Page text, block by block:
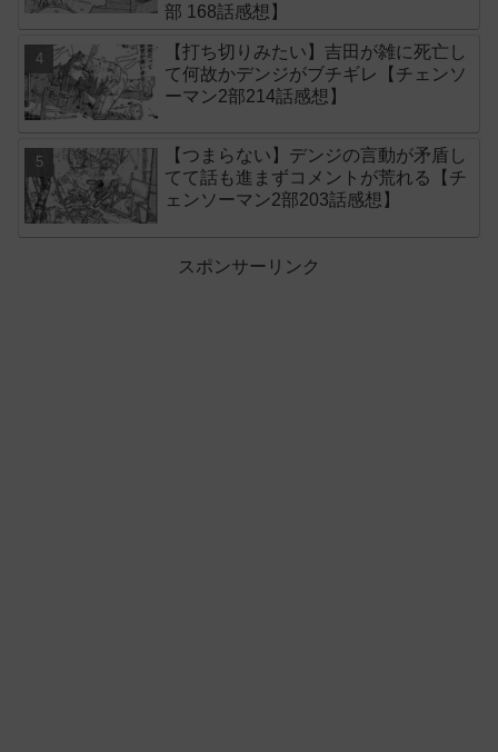
部 168話感想】
【打ち切りみたい】吉田が雑に死亡し
て何故かデンジがブチギレ【チェンソ
ーマン2部214話感想】
【つまらない】デンジの言動が矛盾し
てて話も進まずコメントが荒れる【チ
ェンソーマン2部203話感想】
スポンサーリンク